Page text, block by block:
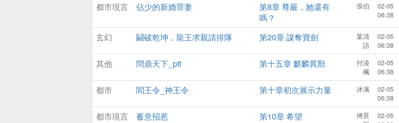
都市現言 佔少的新婚罪妻
第8章 尊嚴，她還有
嗎？
張伯
02-05
06:38
玄幻 鬭破乾坤，龍王求親請排隊 第20章 謀奪寶劍
葉清
語
02-05
06:38
其他 問鼎天下_ptt 第十五章 麒麟異獸
付淩
楓
02-05
06:38
都市 閻王令_神王令 第十章初次展示力量 沐渢
02-05
06:38
都市現言 蓄意招惹 第10章 希望
傅景
02-05